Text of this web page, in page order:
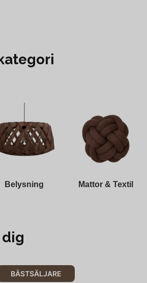
Belysning Mattor & Textil
BÄSTSÄLJARE